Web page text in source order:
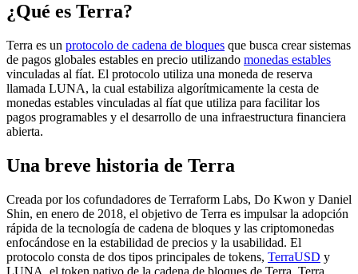
¿Qué es Terra?
Terra es un protocolo de cadena de bloques que busca crear sistemas
de pagos globales estables en precio utilizando monedas estables
vinculadas al fíat. El protocolo utiliza una moneda de reserva
llamada LUNA, la cual estabiliza algorítmicamente la cesta de
monedas estables vinculadas al fíat que utiliza para facilitar los
pagos programables y el desarrollo de una infraestructura financiera
abierta.
Una breve historia de Terra
Creada por los cofundadores de Terraform Labs, Do Kwon y Daniel
Shin, en enero de 2018, el objetivo de Terra es impulsar la adopción
rápida de la tecnología de cadena de bloques y las criptomonedas
enfocándose en la estabilidad de precios y la usabilidad. El
protocolo consta de dos tipos principales de tokens, TerraUSD y
LUNA, el token nativo de la cadena de bloques de Terra. Terra